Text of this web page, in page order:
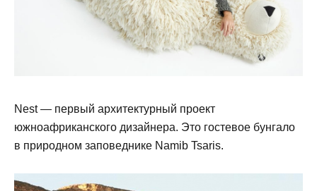
Nest — первый архитектурный проект
южноафриканского дизайнера. Это гостевое бунгало
в природном заповеднике Namib Tsaris.